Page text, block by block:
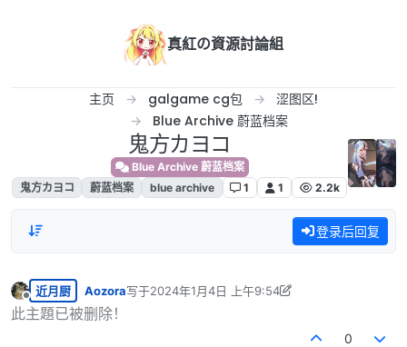
真紅の資源討論組
主页 galgame cg包
涩图区!
Blue Archive 蔚蓝档案
鬼方カヨコ
Blue Archive 蔚蓝档案
鬼方カヨコ
蔚蓝档案 blue archive 1 1 2.2k
登录后回复
离线
近月厨 Aozora写于2024年1月4日 上午9:54
最后由 Aozora 编辑2024年1月4日 上午4:12
此主題已被删除！
0